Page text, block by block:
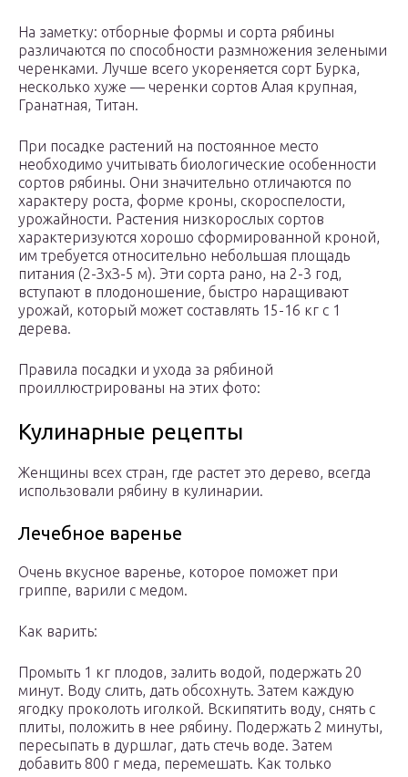
На заметку: отборные формы и сорта рябины
различаются по способности размножения зелеными
черенками. Лучше всего укореняется сорт Бурка,
несколько хуже — черенки сортов Алая крупная,
Гранатная, Титан.
При посадке растений на постоянное место
необходимо учитывать биологические особенности
сортов рябины. Они значительно отличаются по
характеру роста, форме кроны, скороспелости,
урожайности. Растения низкорослых сортов
характеризуются хорошо сформированной кроной,
им требуется относительно небольшая площадь
питания (2-ЗхЗ-5 м). Эти сорта рано, на 2-3 год,
вступают в плодоношение, быстро наращивают
урожай, который может составлять 15-16 кг с 1
дерева.
Правила посадки и ухода за рябиной
проиллюстрированы на этих фото:
Кулинарные рецепты
Женщины всех стран, где растет это дерево, всегда
использовали рябину в кулинарии.
Лечебное варенье
Очень вкусное варенье, которое поможет при
гриппе, варили с медом.
Как варить:
Промыть 1 кг плодов, залить водой, подержать 20
минут. Воду слить, дать обсохнуть. Затем каждую
ягодку проколоть иголкой. Вскипятить воду, снять с
плиты, положить в нее рябину. Подержать 2 минуты,
пересыпать в дуршлаг, дать стечь воде. Затем
добавить 800 г меда, перемешать. Как только